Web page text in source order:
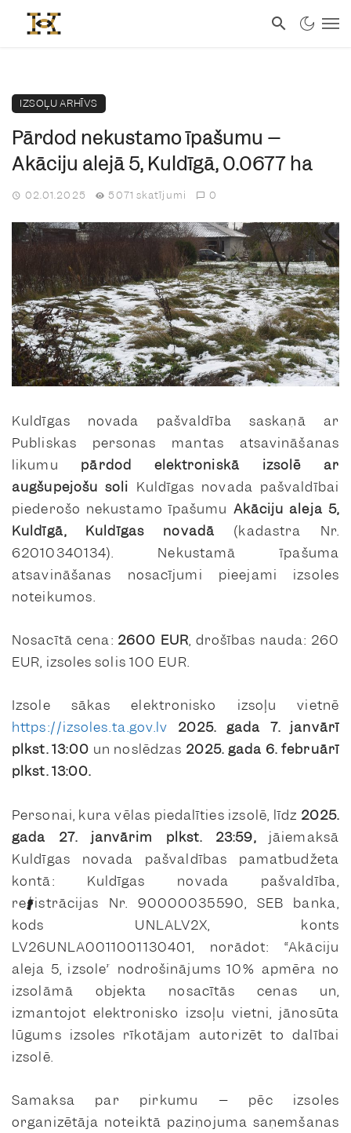
IZSOĻU ARHĪVS
Pārdod nekustamo īpašumu –
Akāciju alejā 5, Kuldīgā, 0.0677 ha
02.01.2025 5071 skatījumi 0
Kuldīgas novada pašvaldība saskaņā ar
Publiskas personas mantas atsavināšanas
likumu pārdod elektroniskā izsolē ar
augšupejošu soli Kuldīgas novada pašvaldībai
piederošo nekustamo īpašumu Akāciju aleja 5,
Kuldīgā, Kuldīgas novadā (kadastra Nr.
62010340134). Nekustamā īpašuma
atsavināšanas nosacījumi pieejami izsoles
noteikumos.
Nosacītā cena: 2600 EUR, drošības nauda: 260
EUR, izsoles solis 100 EUR.
Izsole sākas elektronisko izsoļu vietnē
https://izsoles.ta.gov.lv
2025. gada 7. janvārī
plkst. 13:00 un noslēdzas 2025. gada 6. februārī
plkst. 13:00.
Personai, kura vēlas piedalīties izsolē, līdz 2025.
gada 27. janvārim plkst. 23:59, jāiemaksā
Kuldīgas novada pašvaldības pamatbudžeta
kontā: Kuldīgas novada pašvaldība,
reģistrācijas Nr. 90000035590, SEB banka,
kods UNLALV2X, konts
LV26UNLA0011001130401, norādot:“Akāciju
aleja 5, izsole” nodrošinājums 10% apmēra no
izsolāmā objekta nosacītās cenas un,
izmantojot elektronisko izsoļu vietni, jānosūta
lūgums izsoles rīkotājam autorizēt to dalībai
izsolē.
Samaksa par pirkumu – pēc izsoles
organizētāja noteiktā paziņojuma saņemšanas